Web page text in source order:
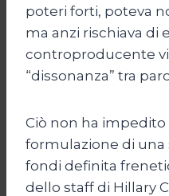
poteri forti, poteva
ma anzi rischiava di
controproducente
“dissonanza” tra
Ciò non ha
formulazione di una
fondi definita
dello staff di Hillary